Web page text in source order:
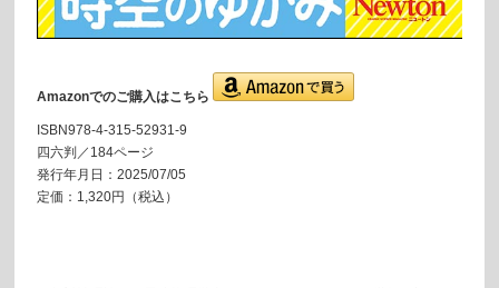
Amazonでのご購入はこちら
ISBN978-4-315-52931-9
四六判／184ページ
発行年月日：2025/07/05
定価：1,320円（税込）